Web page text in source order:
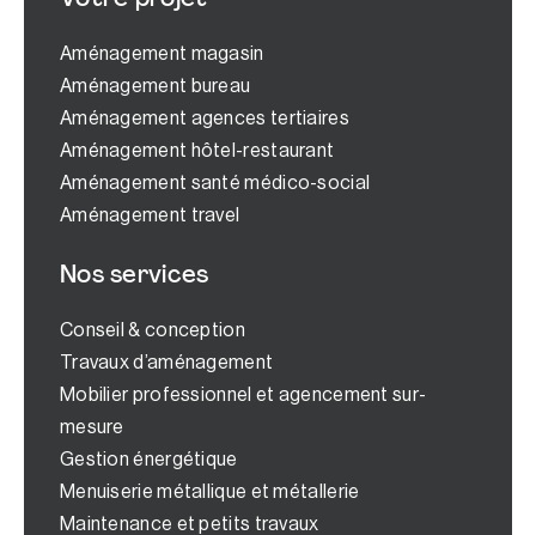
Aménagement magasin
Aménagement bureau
Aménagement agences tertiaires
Aménagement hôtel-restaurant
Aménagement santé médico-social
Aménagement travel
Nos services
Conseil & conception
Travaux d’aménagement
Mobilier professionnel et agencement sur-
mesure
Gestion énergétique
Menuiserie métallique et métallerie
Maintenance et petits travaux